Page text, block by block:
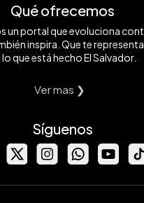
Qué ofrecemos
un portal que evoluciona
inspira. Que te
lo que está hecho El Salvador.
Ver mas ❯
Síguenos